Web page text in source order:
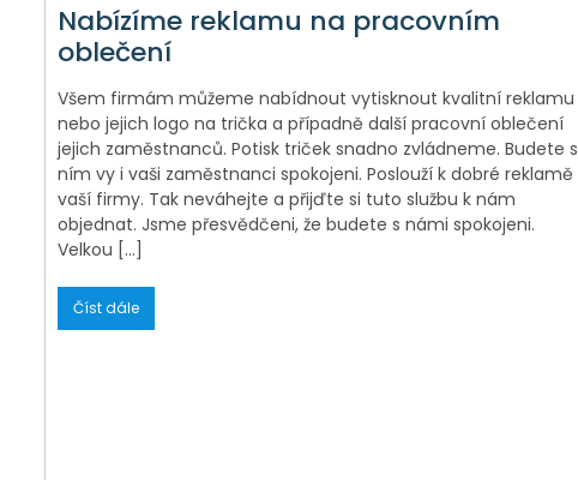
Nabízíme reklamu na pracovním
oblečení
Všem firmám můžeme nabídnout vytisknout kvalitní reklamu
nebo jejich logo na trička a případně další pracovní oblečení
jejich zaměstnanců. Potisk triček snadno zvládneme. Budete s
ním vy i vaši zaměstnanci spokojeni. Poslouží k dobré reklamě
vaší firmy. Tak neváhejte a přijďte si tuto službu k nám
objednat. Jsme přesvědčeni, že budete s námi spokojeni.
Velkou […]
Číst dále